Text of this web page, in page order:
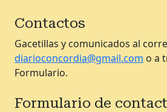
Contactos
Gacetillas y comunicados al
diarioconcordia@gmail.com o a
Formulario.
Formulario de